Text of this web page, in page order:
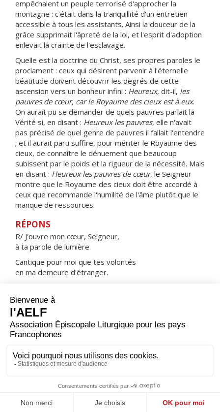
empêchaient un peuple terrorisé d'approcher la
montagne : c'était dans la tranquillité d'un entretien
accessible à tous les assistants. Ainsi la douceur de la
grâce supprimait l'âpreté de la loi, et l'esprit d'adoption
enlevait la crainte de l'esclavage.
Quelle est la doctrine du Christ, ses propres paroles le
proclament : ceux qui désirent parvenir à l'éternelle
béatitude doivent découvrir les degrés de cette
ascension vers un bonheur infini : Heureux, dit-il, les
pauvres de cœur, car le Royaume des cieux est à eux.
On aurait pu se demander de quels pauvres parlait la
Vérité si, en disant : Heureux les pauvres, elle n'avait
pas précisé de quel genre de pauvres il fallait l'entendre
; et il aurait paru suffire, pour mériter le Royaume des
cieux, de connaître le dénuement que beaucoup
subissent par le poids et la rigueur de la nécessité. Mais
en disant : Heureux les pauvres de cœur, le Seigneur
montre que le Royaume des cieux doit être accordé à
ceux que recommande l'humilité de l'âme plutôt que le
manque de ressources.
RÉPONS
R/ J'ouvre mon cœur, Seigneur,
à ta parole de lumière.
Cantique pour moi que tes volontés
en ma demeure d'étranger.
tu leur découvres le secret du Royaume !
ORAISON
et qu’elle nous accompagne toujours, pour nous rendre
attentifs à faire le bien sans relâche.